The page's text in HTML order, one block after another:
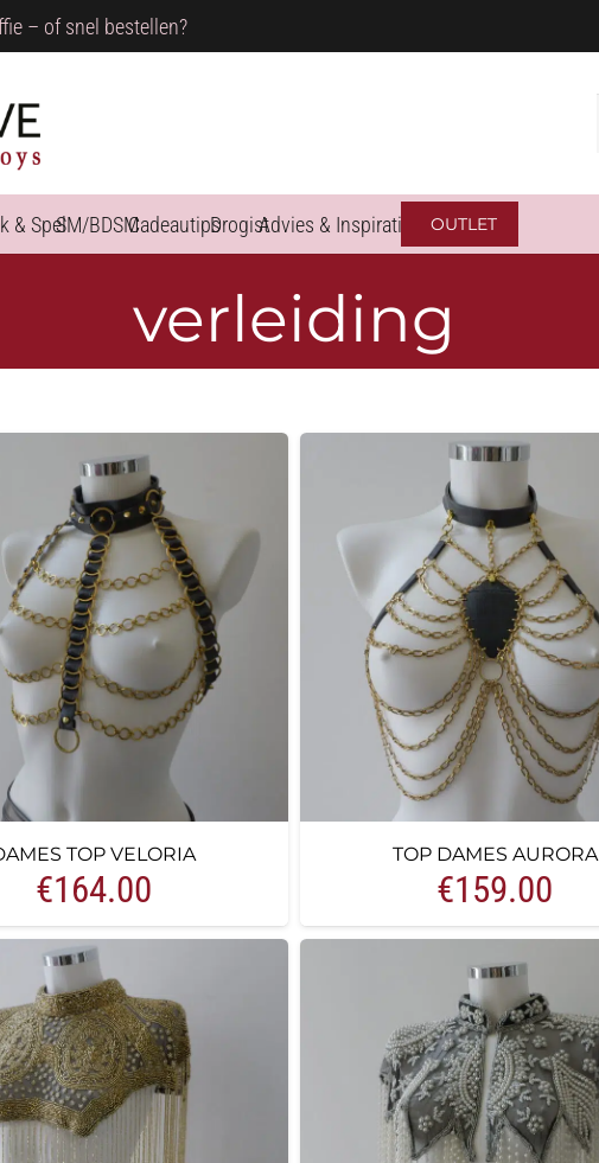
– of snel bestellen?
& SpelSM/BDSMCadeautipsDrogistAdvies & Inspiratie OUTLET
verleiding
TOP VELORIA
€164.00
TOP DAMES AURORA
€159.00